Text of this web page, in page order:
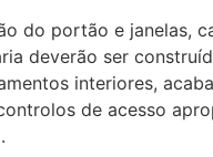
do portão e janelas,
deverão ser
interiores,
de acesso